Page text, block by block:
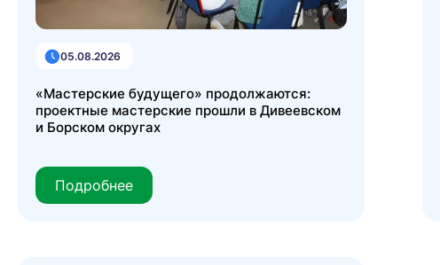
05.08.2026
«Мастерские будущего» продолжаются:
проектные мастерские прошли в Дивеевском
и Борском округах
Подробнее